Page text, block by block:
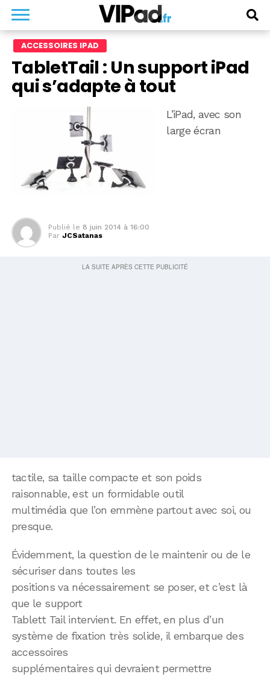
ACCESSOIRES IPAD
TabletTail : Un support iPad
qui s’adapte à tout
L’iPad, avec son
large écran
Publié le 8 juin 2014 à 16:00
Par JCSatanas
tactile, sa taille compacte et son poids
raisonnable, est un formidable outil
multimédia que l’on emmène partout avec soi, ou
presque.
Évidemment, la question de le maintenir ou de le
sécuriser dans toutes les
positions va nécessairement se poser, et c’est là
que le support
Tablett Tail intervient. En effet, en plus d’un
système de fixation très solide, il embarque des
accessoires
supplémentaires qui devraient permettre